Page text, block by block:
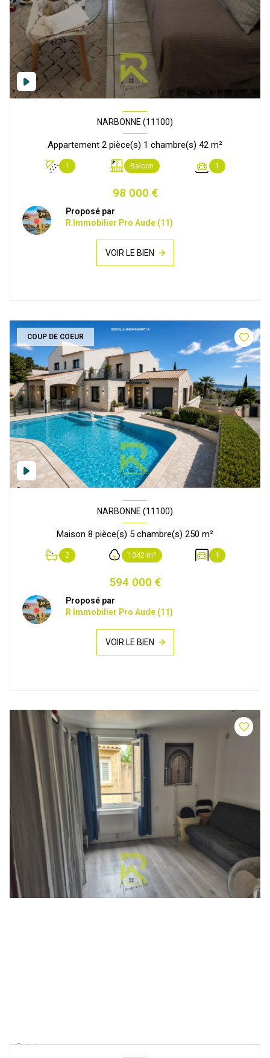
NARBONNE (11100)
Appartement 2 pièce(s) 1 chambre(s) 42 m²
1 Balcon 1
98 000 €
Proposé par
R Immobilier Pro Aude (11)
VOIR LE BIEN
COUP DE COEUR
NARBONNE (11100)
Maison 8 pièce(s) 5 chambre(s) 250 m²
2 1042 m² 1
594 000 €
Proposé par
R Immobilier Pro Aude (11)
VOIR LE BIEN